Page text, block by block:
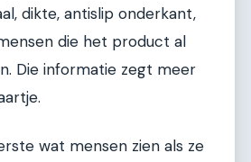
dikte, antislip onderkant,
die het product al
Die informatie zegt meer
wat mensen zien als ze